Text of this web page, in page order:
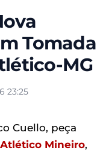
Tomada
MG
23:25
Cuello, peça
Atlético Mineiro,